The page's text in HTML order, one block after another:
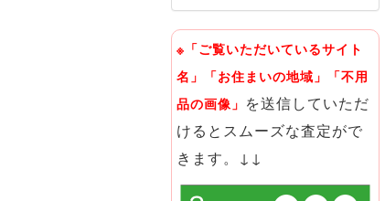
※「ご覧いただいているサイト
名」「お住まいの地域」「不用
品の画像」 を送信していただ
けるとスムーズな査定がで
きます。↓↓